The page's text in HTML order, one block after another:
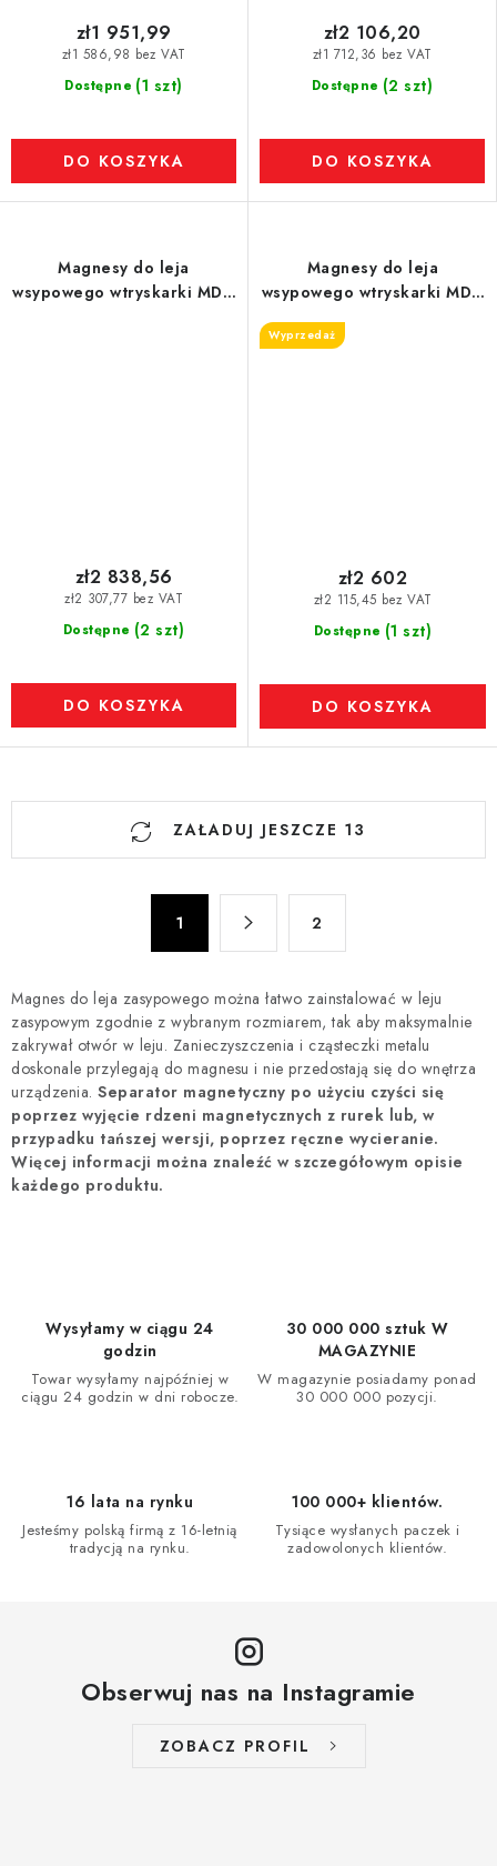
Dostępne (1 szt)
zł1 586,98 bez VAT
zł1 951,99
DO KOSZYKA
Dostępne (2 szt)
zł1 712,36 bez VAT
zł2 106,20
DO KOSZYKA
Magnesy do leja
wsypowego wtryskarki MDN
Dostępne (2 szt)
zł2 307,77 bez VAT
zł2 838,56
DO KOSZYKA
Magnesy do leja
wsypowego wtryskarki MDN
250 MVM-EKO
Wyprzedaż
Dostępne (1 szt)
zł2 115,45 bez VAT
zł2 602
DO KOSZYKA
K
l
k
i
l
i
s
t
y
ZAŁADUJ JESZCZE 13
i
n
a
c
j
a
1 2
Magnes do leja zasypowego można łatwo zainstalować w leju
zasypowym zgodnie z wybranym rozmiarem, tak aby maksymalnie
zakrywał otwór w leju. Zanieczyszczenia i cząsteczki metalu
doskonale przylegają do magnesu i nie przedostają się do wnętrza
urządzenia. Separator magnetyczny po użyciu czyści się
poprzez wyjęcie rdzeni magnetycznych z rurek lub, w
przypadku tańszej wersji, poprzez ręczne wycieranie.
Więcej informacji można znaleźć w szczegółowym opisie
każdego produktu.
Wysyłamy w ciągu 24
godzin
Towar wysyłamy najpóźniej w
ciągu 24 godzin w dni robocze.
30 000 000 sztuk W
MAGAZYNIE
W magazynie posiadamy ponad
30 000 000 pozycji.
16 lata na rynku
Jesteśmy polską firmą z 16-letnią
tradycją na rynku.
100 000+ klientów.
Tysiące wysłanych paczek i
zadowolonych klientów.
Obserwuj nas na Instagramie
ZOBACZ PROFIL